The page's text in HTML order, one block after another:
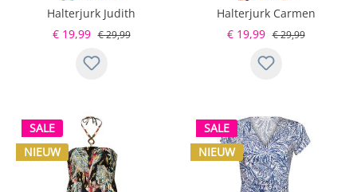
Halterjurk Judith
Donkerblauw
€ 19,99 € 29,99
Halterjurk Carmen
Donkerblauw
€ 19,99 € 29,99
SALE
NIEUW
SALE
NIEUW